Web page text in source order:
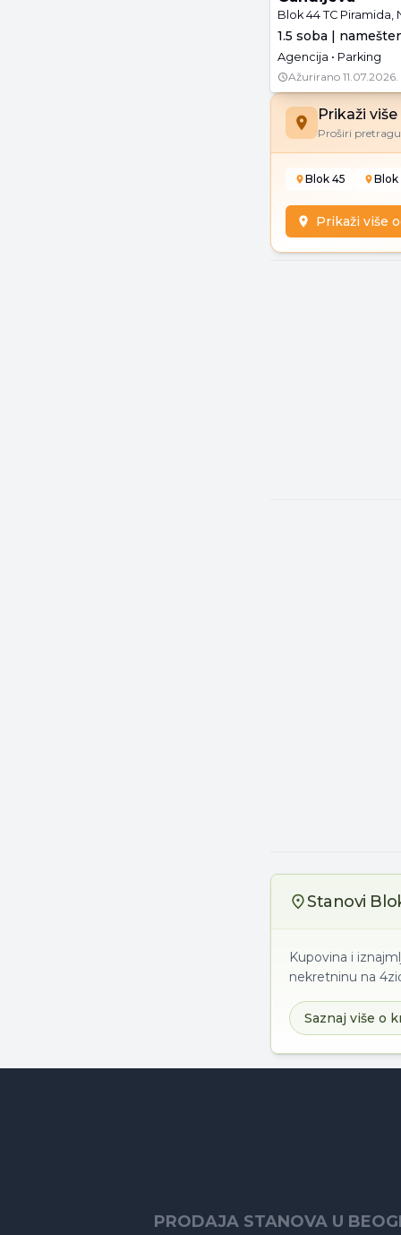
Blok 44 TC
1.5 soba |
Agencija • Parking
Ažurirano 11.07.2026.
Prikaži
Proširi
Blok 45 Blok
Prikaži više
Stanovi
Kupovina i
nekretninu na
Saznaj više o
PRODAJA STANOVA U